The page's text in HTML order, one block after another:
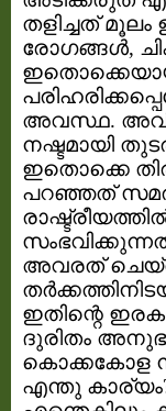
തളിച്ചത്
രോഗങ്ങള്‍,
അവസ്ഥ.
നഷ്ടമായി
ഇതൊക്കെ
പറഞ്ഞത്‌
അവരത്
ഇതിന്റെ
ദുരിതം
കൊക്കകോള
എന്തു